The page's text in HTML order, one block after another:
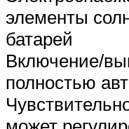
элементы
батарей
Включение/
полностью